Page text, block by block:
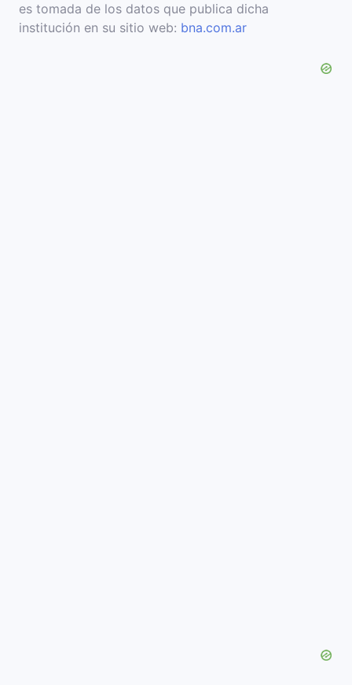
es tomada de los datos que publica dicha
institución en su sitio web: bna.com.ar